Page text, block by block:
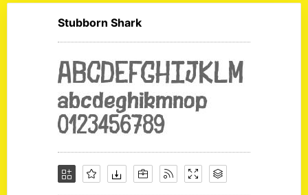
Stubborn Shark